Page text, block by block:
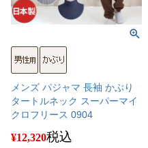
メンズ パジャマ 長袖 かぶり
タートルネック スーパーマイ
クロフリース 0904
¥12,320税込